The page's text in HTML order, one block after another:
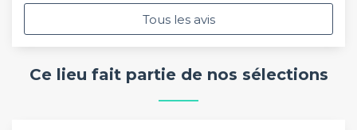
Tous les avis
Ce lieu fait partie de nos sélections